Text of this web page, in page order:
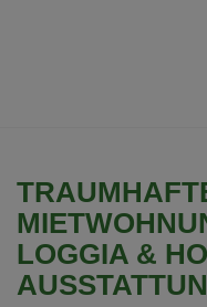
OGGIA &
USSTATTUNG